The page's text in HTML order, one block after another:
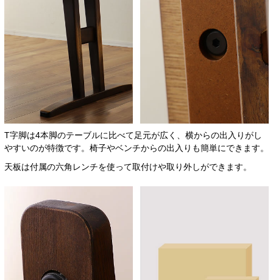
T字脚は4本脚のテーブルに比べて足元が広く、横からの出入りがし
やすいのが特徴です。椅子やベンチからの出入りも簡単にできます。
天板は付属の六角レンチを使って取付けや取り外しができます。